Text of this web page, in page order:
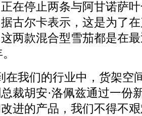
在停止两条与阿甘诺萨
古尔卡表示，这是为了
两款混合型雪茄都是在
在我们的行业中，货架空
裁胡安·洛佩兹通过一份
进的产品，我们不得不